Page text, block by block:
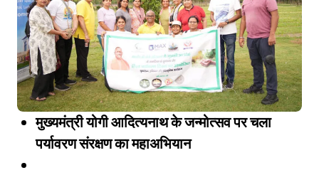
मुख्यमंत्री योगी आदित्यनाथ के जन्मोत्सव पर चला
पर्यावरण संरक्षण का महाअभियान